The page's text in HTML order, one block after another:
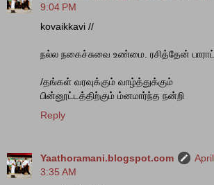
9:04 PM
kovaikkavi //
நல்ல நகைச்சுவை உண்மை. ரசித்தேன்
/தங்கள் வரவுக்கும் வாழ்த்துக்கும்
பின்னூட்டத்திற்கும் ம்னமார்ந்த நன்றி
Reply
Yaathoramani.blogspot.com
3:35 AM